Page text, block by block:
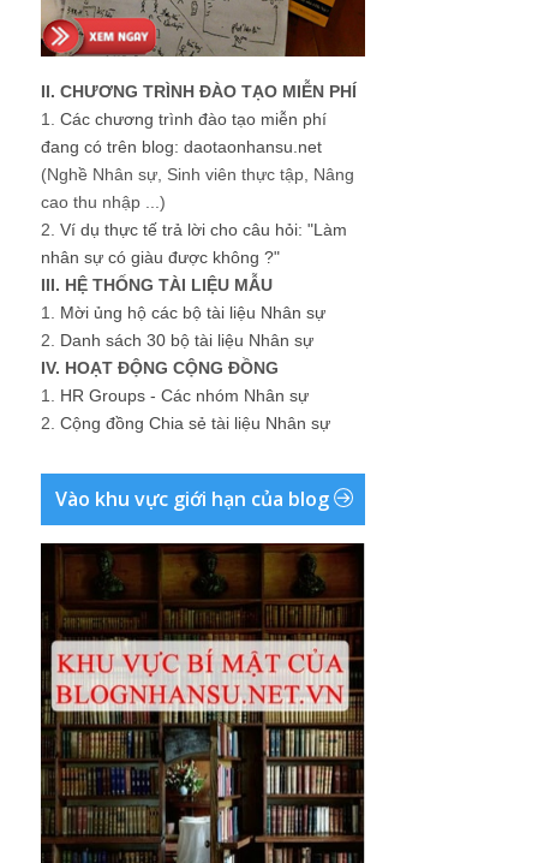
II. CHƯƠNG TRÌNH ĐÀO TẠO MIỄN PHÍ
1. Các chương trình đào tạo miễn phí
đang có trên blog: daotaonhansu.net
(Nghề Nhân sự, Sinh viên thực tập, Nâng
cao thu nhập ...)
2. Ví dụ thực tế trả lời cho câu hỏi: "Làm
nhân sự có giàu được không ?"
III. HỆ THỐNG TÀI LIỆU MẪU
1. Mời ủng hộ các bộ tài liệu Nhân sự
2. Danh sách 30 bộ tài liệu Nhân sự
IV. HOẠT ĐỘNG CỘNG ĐỒNG
1. HR Groups - Các nhóm Nhân sự
2. Cộng đồng Chia sẻ tài liệu Nhân sự
Vào khu vực giới hạn của blog